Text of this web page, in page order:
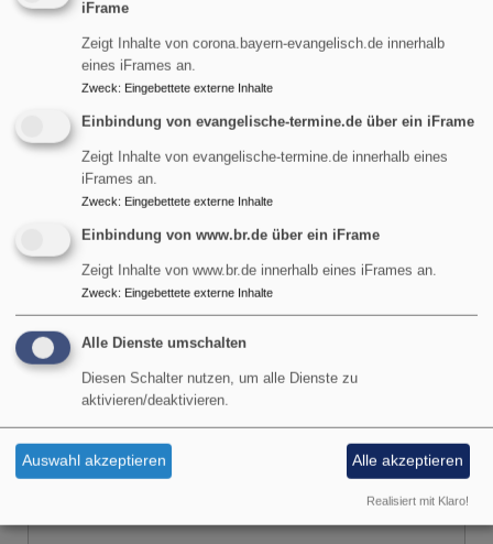
Externe Inhalte von www.br.de anzeigen?
iFrame
Zeigt Inhalte von corona.bayern-evangelisch.de innerhalb
eines iFrames an.
Zweck: Eingebettete externe Inhalte
Einbindung von evangelische-termine.de über ein iFrame
Zeigt Inhalte von evangelische-termine.de innerhalb eines
iFrames an.
Zweck: Eingebettete externe Inhalte
Einbindung von www.br.de über ein iFrame
Zeigt Inhalte von www.br.de innerhalb eines iFrames an.
Zweck: Eingebettete externe Inhalte
Alle Dienste umschalten
Diesen Schalter nutzen, um alle Dienste zu
aktivieren/deaktivieren.
Auswahl akzeptieren Alle akzeptieren
Realisiert mit Klaro!